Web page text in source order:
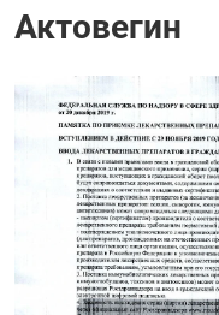
Актовегин